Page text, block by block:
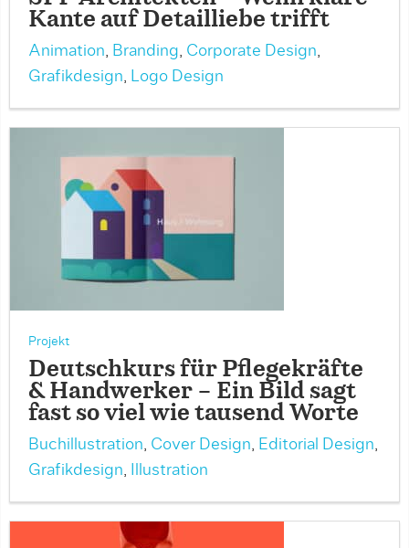
Kante auf Detailliebe trifft
Animation, Branding, Corporate Design,
Grafikdesign, Logo Design
Projekt
Deutschkurs für Pflegekräfte
& Handwerker – Ein Bild sagt
fast so viel wie tausend Worte
Buchillustration, Cover Design, Editorial Design,
Grafikdesign, Illustration